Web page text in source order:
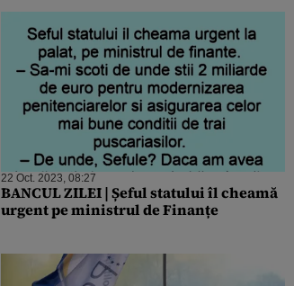
22 Oct. 2023, 08:27
BANCUL ZILEI | Șeful statului îl cheamă
urgent pe ministrul de Finanțe